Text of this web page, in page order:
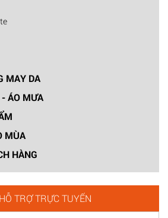
MAY DA
ÁO MƯA
MÙA
HÀNG
HỖ TRỢ TRỰC TUYẾN